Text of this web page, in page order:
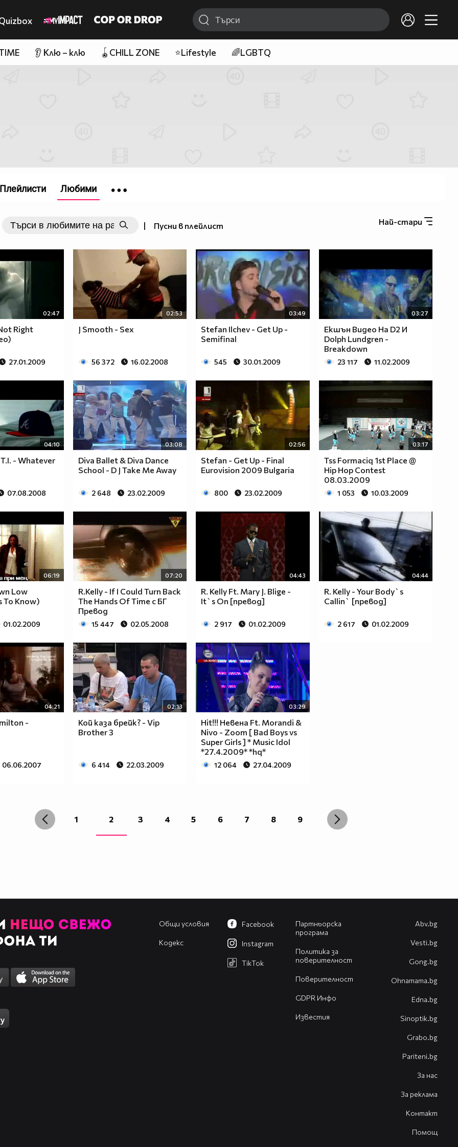
👂 Клю – клю 🪀CHILL ZONE ⭐Lifestyle 🌈LGBTQ
| Пусни в плейлист Най-стари
02:47
Right
27.01.2009
02:53
J Smooth - Sex
56 372 16.02.2008
03:49
Stefan Ilchev - Get Up -
Semifinal
545 30.01.2009
03:27
Екшън Видео На D2 И
Dolph Lundgren -
Breakdown
23 117 11.02.2009
04:10
- Whatever
07.08.2008
03:08
Diva Ballet & Diva Dance
School - D J Take Me Away
2 648 23.02.2009
02:56
Stefan - Get Up - Final
Eurovision 2009 Bulgaria
800 23.02.2009
03:17
Tss Formaciq 1st Place @
Hip Hop Contest
08.03.2009
1 053 10.03.2009
06:19
Low
To Know)
01.02.2009
07:20
R.Kelly - If I Could Turn Back
The Hands Of Time с БГ
Превод
15 447 02.05.2008
04:43
R. Kelly Ft. Mary J. Blige -
It`s On [превод]
2 917 01.02.2009
04:44
R. Kelly - Your Body`s
Callin` [превод]
2 617 01.02.2009
04:21
-
06.06.2007
02:13
Кой каза брейк? - Vip
Brother 3
6 414 22.03.2009
03:29
Hit!!! Невена Ft. Morandi &
Nivo - Zoom [ Bad Boys vs
Super Girls ] * Music Idol
*27.4.2009* *hq*
12 064 27.04.2009
1 2 3 4 5 6 7 8 9
Плейлисти Любими
Общи условия
Кодекс
Партньорска
програма
Политика за
поверителност
Поверителност
GDPR Инфо
Известия
Facebook
Instagram
TikTok
Abv.bg
Vesti.bg
Gong.bg
Оhnamama.bg
Edna.bg
Sinoptik.bg
Grabo.bg
Pariteni.bg
За нас
За реклама
Контакт
Помощ